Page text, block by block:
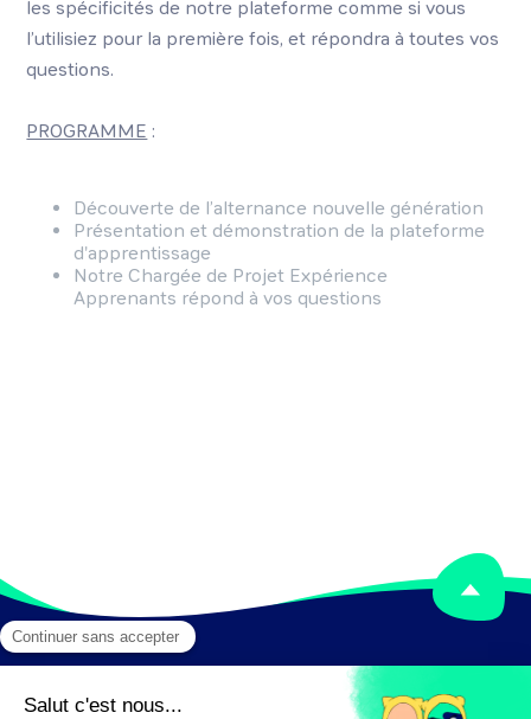
les spécificités de notre plateforme comme si vous
l’utilisiez pour la première fois, et répondra à toutes vos
questions.
PROGRAMME :
Découverte de l’alternance nouvelle génération
Présentation et démonstration de la plateforme
d'apprentissage
Notre Chargée de Projet Expérience
Apprenants répond à vos questions